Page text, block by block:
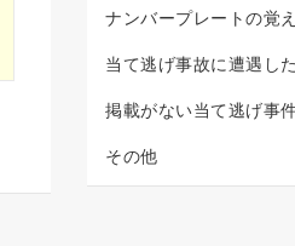
ナンバープレートの覚
当て逃げ事故に遭遇し
掲載がない当て逃げ事
その他